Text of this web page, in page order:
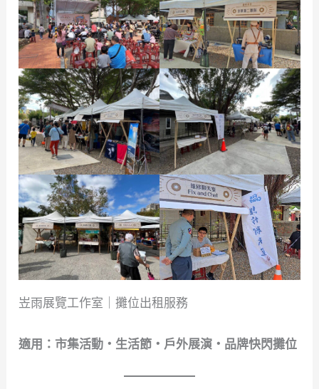
岦雨展覽工作室｜攤位出租服務
適用：市集活動・生活節・戶外展演・品牌快閃攤位